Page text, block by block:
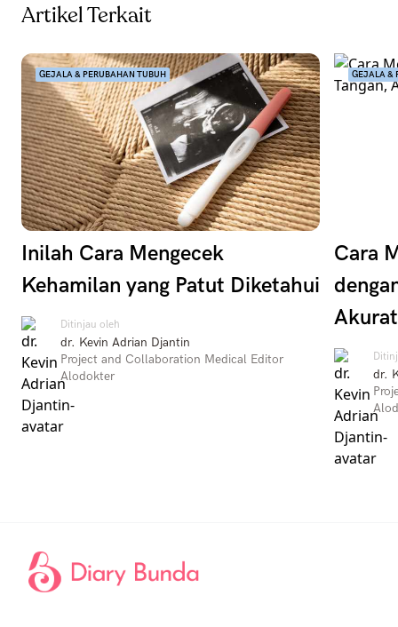
Artikel Terkait
GEJALA & PERUBAHAN TUBUH
Inilah Cara Mengecek
Kehamilan yang Patut Diketahui
Ditinjau oleh
dr. Kevin Adrian Djantin
Project and Collaboration Medical Editor
Alodokter
GEJALA &
Cara
dr.